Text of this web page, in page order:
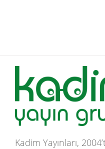
Kadim Yayınları,